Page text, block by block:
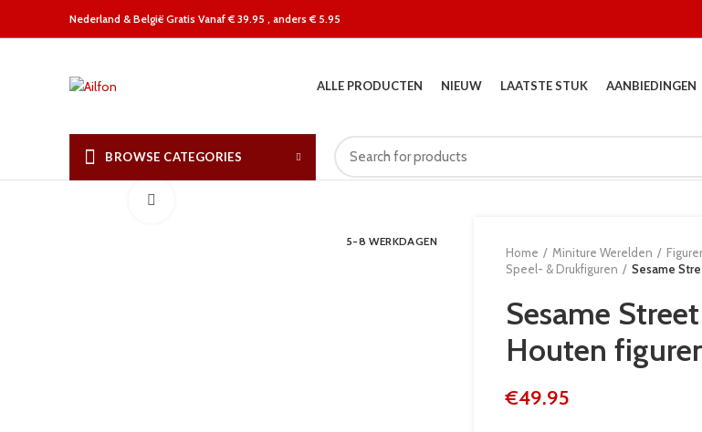
Nederland & België Gratis Vanaf € 39.95 , anders € 5.95
ALLE PRODUCTEN NIEUW LAATSTE STUK AANBIEDINGEN
BROWSE CATEGORIES
5-8 WERKDAGEN
Home Miniture Werelden
Speel- & Drukfiguren
Sesame
Sesame Street
Houten
€49.95